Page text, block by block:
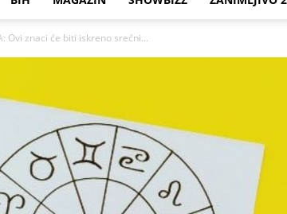
Ovi znaci će biti iskreno srećni...